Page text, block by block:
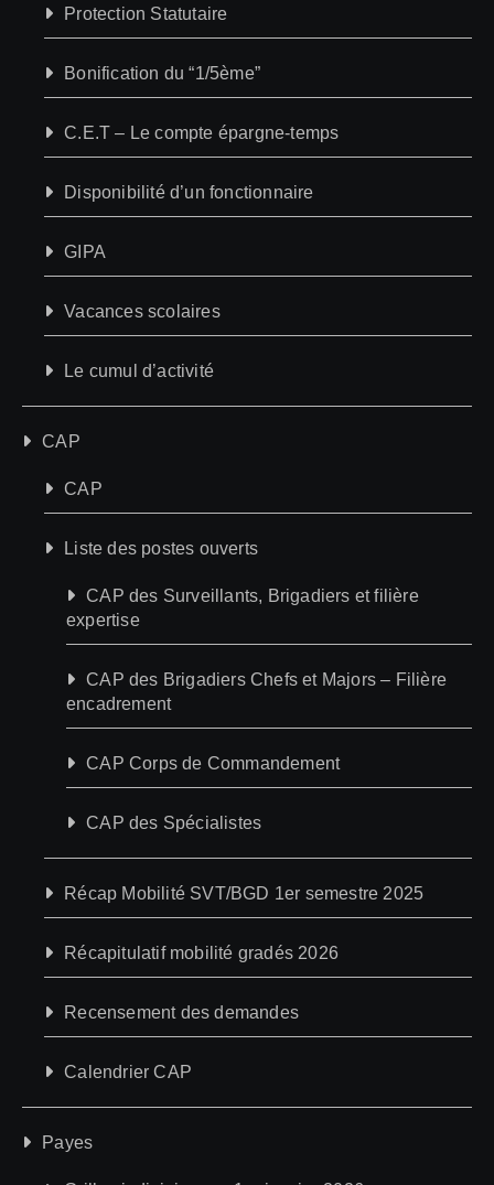
Protection Statutaire
Bonification du “1/5ème”
C.E.T – Le compte épargne-temps
Disponibilité d’un fonctionnaire
GIPA
Vacances scolaires
Le cumul d’activité
CAP
CAP
Liste des postes ouverts
CAP des Surveillants, Brigadiers et filière
expertise
CAP des Brigadiers Chefs et Majors – Filière
encadrement
CAP Corps de Commandement
CAP des Spécialistes
Récap Mobilité SVT/BGD 1er semestre 2025
Récapitulatif mobilité gradés 2026
Recensement des demandes
Calendrier CAP
Payes